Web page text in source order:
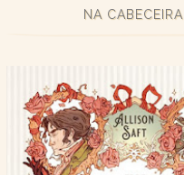
NA CABECEIRA